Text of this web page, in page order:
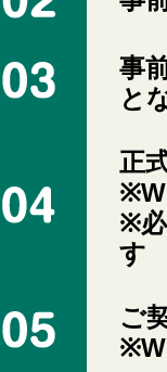
事
と
正
※
す
ご